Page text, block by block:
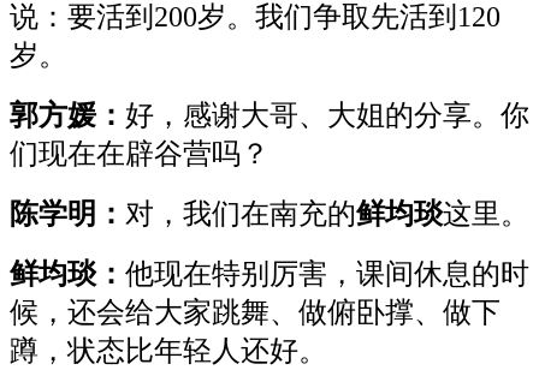
说：要活到200岁。我们争取先活到120
岁。
郭方媛： 好，感谢大哥、大姐的分享。你
们现在在辟谷营吗？
陈学明： 对，我们在南充的鲜均琰这里。
鲜均琰： 他现在特别厉害，课间休息的时
候，还会给大家跳舞、做俯卧撑、做下
蹲，状态比年轻人还好。